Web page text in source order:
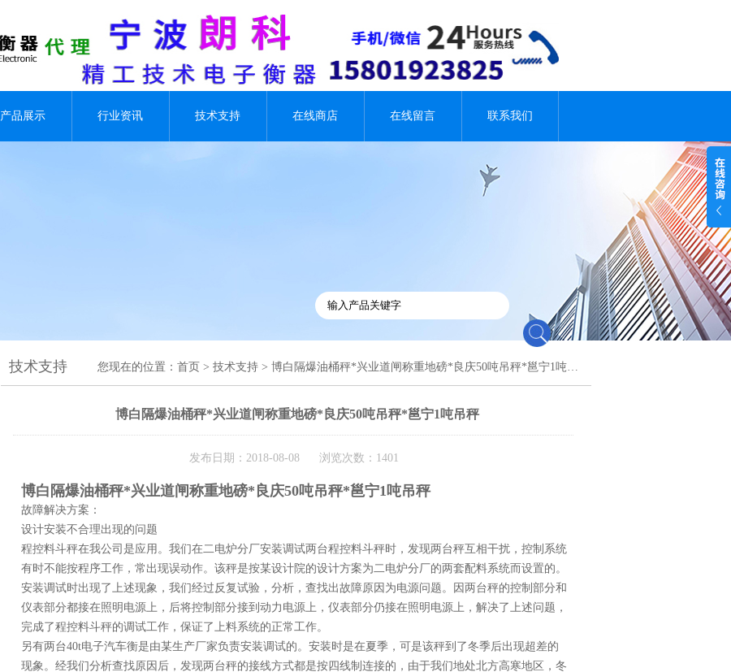
产品展示 行业资讯 技术支持 在线商店 在线留言 联系我们
技术支持 您现在的位置： 首页 > 技术支持 > 博白隔爆油桶秤*兴业道闸称重地磅*良庆50吨吊秤*邕宁1吨吊秤
博白隔爆油桶秤*兴业道闸称重地磅*良庆50吨吊秤*邕宁1吨吊秤
发布日期：2018-08-08 浏览次数：1401
博白隔爆油桶秤*兴业道闸称重地磅*良庆50吨吊秤*邕宁1吨吊秤
故障解决方案：
设计安装不合理出现的问题
程控料斗秤在我公司是应用。我们在二电炉分厂安装调试两台程控料斗秤时，发现两台秤互相干扰，控制系统
有时不能按程序工作，常出现误动作。该秤是按某设计院的设计方案为二电炉分厂的两套配料系统而设置的。
安装调试时出现了上述现象，我们经过反复试验，分析，查找出故障原因为电源问题。因两台秤的控制部分和
仪表部分都接在照明电源上，后将控制部分接到动力电源上，仪表部分仍接在照明电源上，解决了上述问题，
完成了程控料斗秤的调试工作，保证了上料系统的正常工作。
另有两台40t电子汽车衡是由某生产厂家负责安装调试的。安装时是在夏季，可是该秤到了冬季后出现超差的
现象。经我们分析查找原因后，发现两台秤的接线方式都是按四线制连接的，由于我们地处北方高寒地区，冬